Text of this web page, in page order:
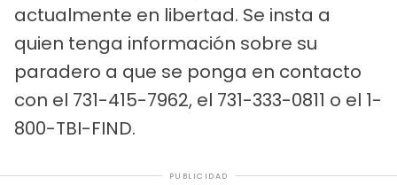
actualmente en libertad. Se insta a
quien tenga información sobre su
paradero a que se ponga en contacto
con el 731-415-7962, el 731-333-0811 o el 1-
800-TBI-FIND.
PUBLICIDAD